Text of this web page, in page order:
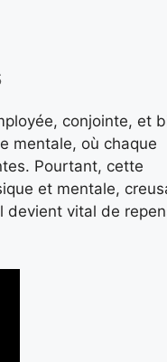
conjointe, et
mentale, où chaque
Pourtant, cette
et mentale,
devient vital de